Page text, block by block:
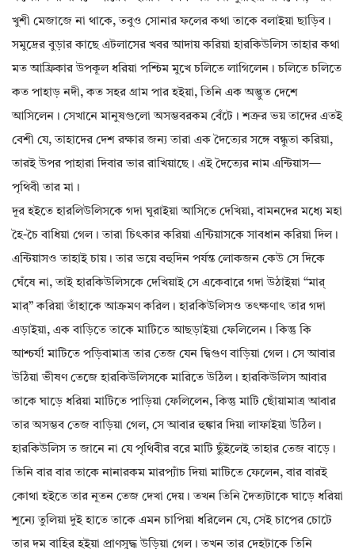
খুশী মেজাজে না থাকে, তবুও সোনার ফলের কথা তাকে বলাইয়া ছাড়িব।
সমুদ্রের বুড়ার কাছে এটলাসের খবর আদায় করিয়া হারকিউলিস তাহার কথা
মত আফ্রিকার উপকূল ধরিয়া পশ্চিম মুখে চলিতে লাগিলেন। চলিতে চলিতে
কত পাহাড় নদী, কত সহর গ্রাম পার হইয়া, তিনি এক অদ্ভুত দেশে
আসিলেন। সেখানে মানুষগুলো অসম্ভবরকম বেঁটে। শত্রুর ভয় তাদের এতই
বেশী যে, তাহাদের দেশ রক্ষার জন্য তারা এক দৈত্যের সঙ্গে বন্ধুতা করিয়া,
তারই উপর পাহারা দিবার ভার রাখিয়াছে। এই দৈত্যের নাম এন্টিয়াস—
পৃথিবী তার মা।
দূর হইতে হারলিউলিসকে গদা ঘুরাইয়া আসিতে দেখিয়া, বামনদের মধ্যে মহা
হৈ-চৈ বাধিয়া গেল। তারা চিৎকার করিয়া এন্টিয়াসকে সাবধান করিয়া দিল।
এন্টিয়াসও তাহাই চায়। তার ভয়ে বহুদিন পর্যন্ত লোকজন কেউ সে দিকে
ঘেঁষে না, তাই হারকিউলিসকে দেখিয়াই সে একেবারে গদা উঠাইয়া “মার্‌
মার্‌” করিয়া তাঁহাকে আক্রমণ করিল। হারকিউলিসও তৎক্ষণাৎ তার গদা
এড়াইয়া, এক বাড়িতে তাকে মাটিতে আছড়াইয়া ফেলিলেন। কিন্তু কি
আশ্চর্য! মাটিতে পড়িবামাত্র তার তেজ যেন দ্বিগুণ বাড়িয়া গেল। সে আবার
উঠিয়া ভীষণ তেজে হারকিউলিসকে মারিতে উঠিল। হারকিউলিস আবার
তাকে ঘাড়ে ধরিয়া মাটিতে পাড়িয়া ফেলিলেন, কিন্তু মাটি ছোঁয়ামাত্র আবার
তার অসম্ভব তেজ বাড়িয়া গেল, সে আবার হুঙ্কার দিয়া লাফাইয়া উঠিল।
হারকিউলিস ত জানে না যে পৃথিবীর বরে মাটি ছুঁইলেই তাহার তেজ বাড়ে।
তিনি বার বার তাকে নানারকম মারপ্যাঁচ দিয়া মাটিতে ফেলেন, বার বারই
কোথা হইতে তার নূতন তেজ দেখা দেয়। তখন তিনি দৈত্যটাকে ঘাড়ে ধরিয়া
শূন্যে তুলিয়া দুই হাতে তাকে এমন চাপিয়া ধরিলেন যে, সেই চাপের চোটে
তার দম বাহির হইয়া প্রাণসুদ্ধ উড়িয়া গেল। তখন তার দেহটাকে তিনি